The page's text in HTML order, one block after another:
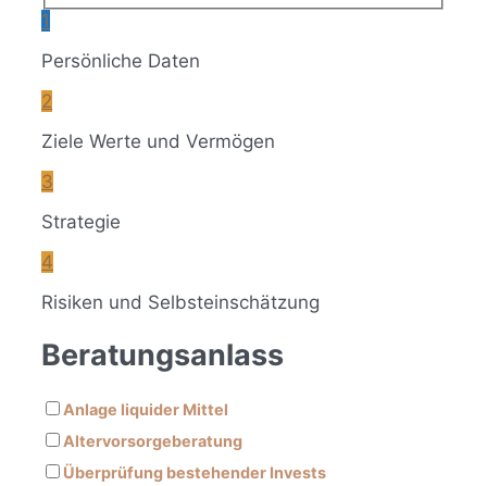
1
Persönliche Daten
2
Ziele Werte und Vermögen
3
Strategie
4
Risiken und Selbsteinschätzung
Beratungsanlass
Anlage liquider Mittel
Altervorsorgeberatung
Überprüfung bestehender Invests